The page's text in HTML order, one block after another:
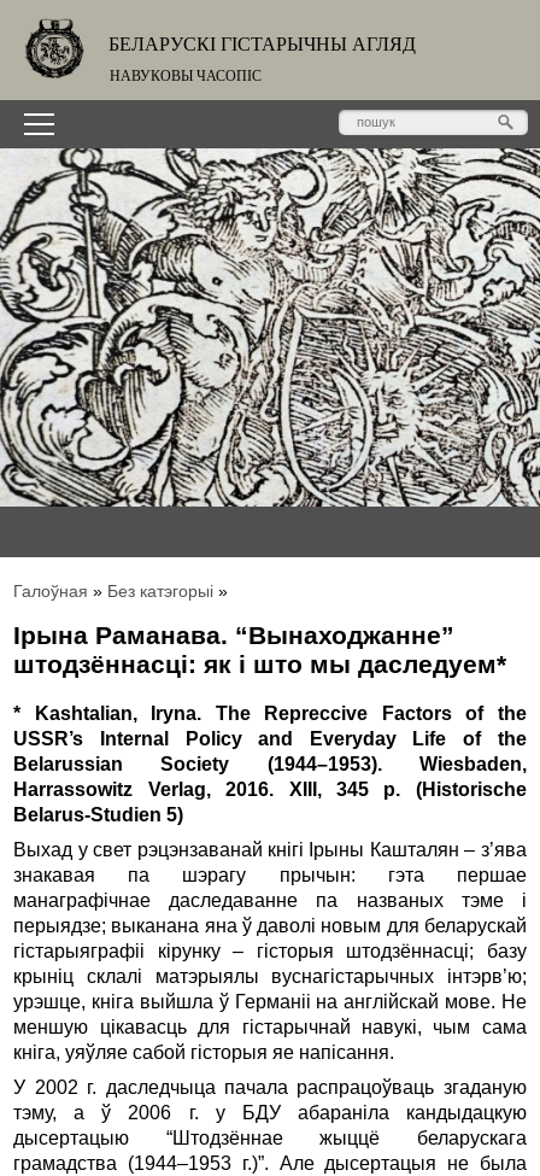
БЕЛАРУСКІ ГІСТАРЫЧНЫ АГЛЯД
НАВУКОВЫ ЧАСОПІС
Галоўная » Без катэгорыі »
Ірына Раманава. “Вынаходжанне”
штодзённасці: як і што мы даследуем*
* Kashtalian, Iryna. The Repreccive Factors of the
USSR’s Internal Policy and Everyday Life of the
Belarussian Society (1944–1953). Wiesbaden,
Harrassowitz Verlag, 2016. XIII, 345 p. (Historische
Belarus-Studien 5)
Выхад у свет рэцэнзаванай кнігі Ірыны Кашталян – з’ява
знакавая па шэрагу прычын: гэта першае
манаграфічнае даследаванне па названых тэме і
перыядзе; выканана яна ў даволі новым для беларускай
гістарыяграфіі кірунку – гісторыя штодзённасці; базу
крыніц склалі матэрыялы вуснагістарычных інтэрв’ю;
урэшце, кніга выйшла ў Германіі на англійскай мове. Не
меншую цікавасць для гістарычнай навукі, чым сама
кніга, уяўляе сабой гісторыя яе напісання.
У 2002 г. даследчыца пачала распрацоўваць згаданую
тэму, а ў 2006 г. у БДУ абараніла кандыдацкую
дысертацыю “Штодзённае жыццё беларускага
грамадства (1944–1953 г.)”. Але дысертацыя не была